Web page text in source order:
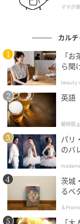
2026年
礼拝が終わり、集
手を振りながら礼
女とルイ王子。
ママが
カル
「
ら聞
beauty
英語
朝時間
パリ
のバ
茨城
るベ
た本
＆